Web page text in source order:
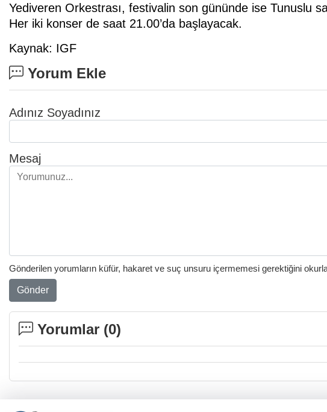
Yediveren Orkestrası, festivalin son gününde ise Tunuslu
Her iki konser de saat 21.00’da başlayacak.
Kaynak: IGF
Yorum Ekle
Adınız Soyadınız
Mesaj
Gönderilen yorumların küfür, hakaret ve suç unsuru içermemesi gerektiğini
Gönder
Yorumlar (0)